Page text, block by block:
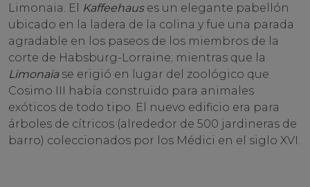
Limonaia. El
Kaffeehauses un elegante pabellón
ubicado en la ladera de la colina y fue una parada
agradable en los paseos de los miembros de la
corte de Habsburg-Lorraine; mientras que la
Limonaiase erigió en lugar del zoológico que
Cosimo III había construido para animales
exóticos de todo tipo. El nuevo edificio era para
árboles de cítricos (alrededor de 500 jardineras de
barro) coleccionados por los Médici en el siglo XVI.